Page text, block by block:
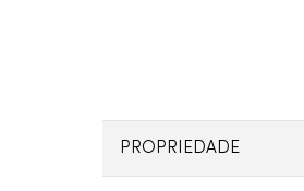
PROPRIEDADE